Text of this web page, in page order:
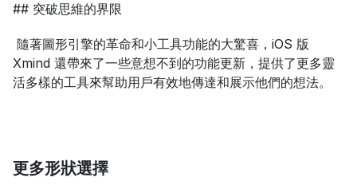
## 突破思維的界限
Xmind 還帶來了一些意想不到的功能更新，提供了更多靈
活多樣的工具來幫助用戶有效地傳達和展示他們的想法。
更多形狀選擇